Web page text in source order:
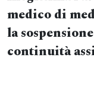
medico di
la
continuità